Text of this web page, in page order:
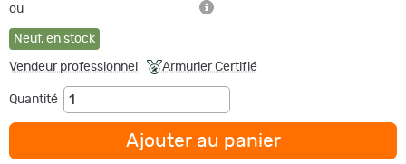
ou
Neuf, en stock
Vendeur professionnel Armurier Certifié
Quantité
Ajouter au panier